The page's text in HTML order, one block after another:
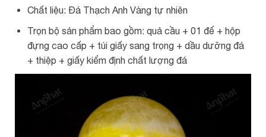
Chất liệu: Đá Thạch Anh Vàng tự nhiên
Trọn bộ sản phẩm bao gồm: quả cầu + 01 đế + hộp
đựng cao cấp + túi giấy sang trọng + dầu dưỡng đá
+ thiệp + giấy kiểm định chất lượng đá